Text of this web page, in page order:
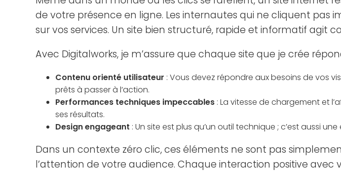
de votre présence en ligne. Les internautes qui ne cliquent
sur vos services. Un site bien structuré, rapide et informatif agit
Avec Digitalworks, je m’assure que chaque site que je crée
Contenu orienté utilisateur : Vous devez répondre aux besoins de vos
prêts à passer à l’action.
Performances techniques impeccables : La vitesse de chargement et
ses résultats.
Design engageant : Un site est plus qu’un outil technique ; c’est aussi
Dans un contexte zéro clic, ces éléments ne sont pas
l’attention de votre audience. Chaque interaction positive avec